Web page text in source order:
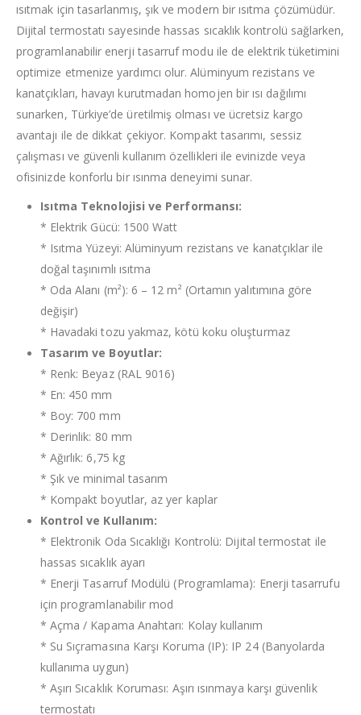
ısıtmak için tasarlanmış, şık ve modern bir ısıtma çözümüdür.
Dijital termostatı sayesinde hassas sıcaklık kontrolü sağlarken,
programlanabilir enerji tasarruf modu ile de elektrik tüketimini
optimize etmenize yardımcı olur. Alüminyum rezistans ve
kanatçıkları, havayı kurutmadan homojen bir ısı dağılımı
sunarken, Türkiye’de üretilmiş olması ve ücretsiz kargo
avantajı ile de dikkat çekiyor. Kompakt tasarımı, sessiz
çalışması ve güvenli kullanım özellikleri ile evinizde veya
ofisinizde konforlu bir ısınma deneyimi sunar.
Isıtma Teknolojisi ve Performansı:
* Elektrik Gücü: 1500 Watt
* Isıtma Yüzeyi: Alüminyum rezistans ve kanatçıklar ile
doğal taşınımlı ısıtma
* Oda Alanı (m²): 6 – 12 m² (Ortamın yalıtımına göre
değişir)
* Havadaki tozu yakmaz, kötü koku oluşturmaz
Tasarım ve Boyutlar:
* Renk: Beyaz (RAL 9016)
* En: 450 mm
* Boy: 700 mm
* Derinlik: 80 mm
* Ağırlık: 6,75 kg
* Şık ve minimal tasarım
* Kompakt boyutlar, az yer kaplar
Kontrol ve Kullanım:
* Elektronik Oda Sıcaklığı Kontrolü: Dijital termostat ile
hassas sıcaklık ayarı
* Enerji Tasarruf Modülü (Programlama): Enerji tasarrufu
için programlanabilir mod
* Açma / Kapama Anahtarı: Kolay kullanım
* Su Sıçramasına Karşı Koruma (IP): IP 24 (Banyolarda
kullanıma uygun)
* Aşırı Sıcaklık Koruması: Aşırı ısınmaya karşı güvenlik
termostatı